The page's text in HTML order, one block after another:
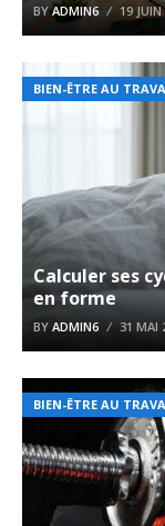
BYADMIN6 19
BIEN-ÊTRE AU
Calculer ses
en forme
BY ADMIN6 31 MAI
BIEN-ÊTRE AU